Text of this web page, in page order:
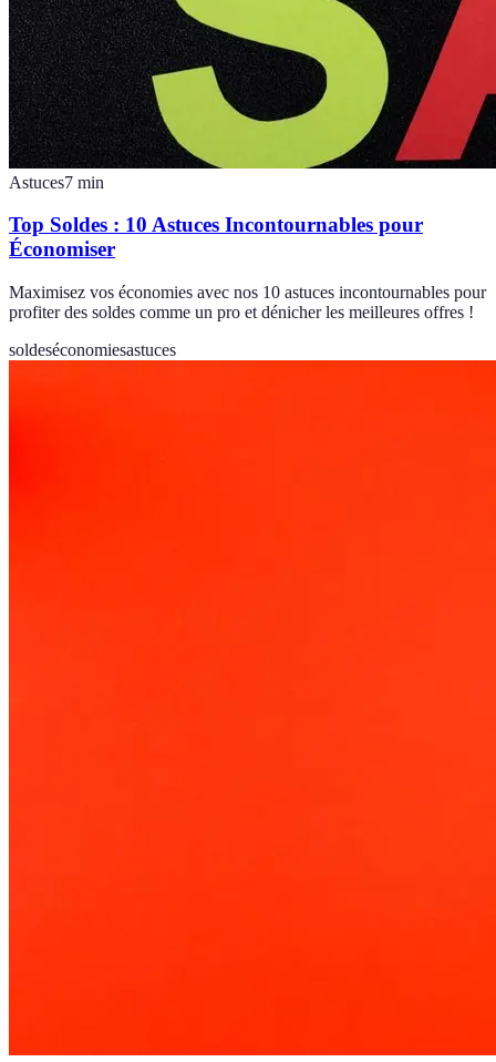
Astuces7 min
Top Soldes : 10 Astuces Incontournables pour
Économiser
Maximisez vos économies avec nos 10 astuces incontournables pour
profiter des soldes comme un pro et dénicher les meilleures offres !
soldeséconomiesastuces